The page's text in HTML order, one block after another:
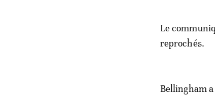
Le
reprochés.
Bellingham